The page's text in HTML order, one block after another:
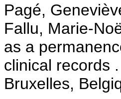
Pagé,
Fallu, Marie-
as a
clinical records .
Bruxelles,